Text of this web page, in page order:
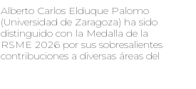
Alberto Carlos Elduque Palomo
(Universidad de Zaragoza) ha sido
distinguido con la Medalla de la
RSME 2026 por sus sobresalientes
contribuciones a diversas áreas del